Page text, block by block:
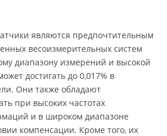
являются предпочтительным
весоизмерительных систем
диапазону измерений и высокой
достигать до 0,017% в
Они также обладают
при высоких частотах
и в широком диапазоне
компенсации. Кроме того, их